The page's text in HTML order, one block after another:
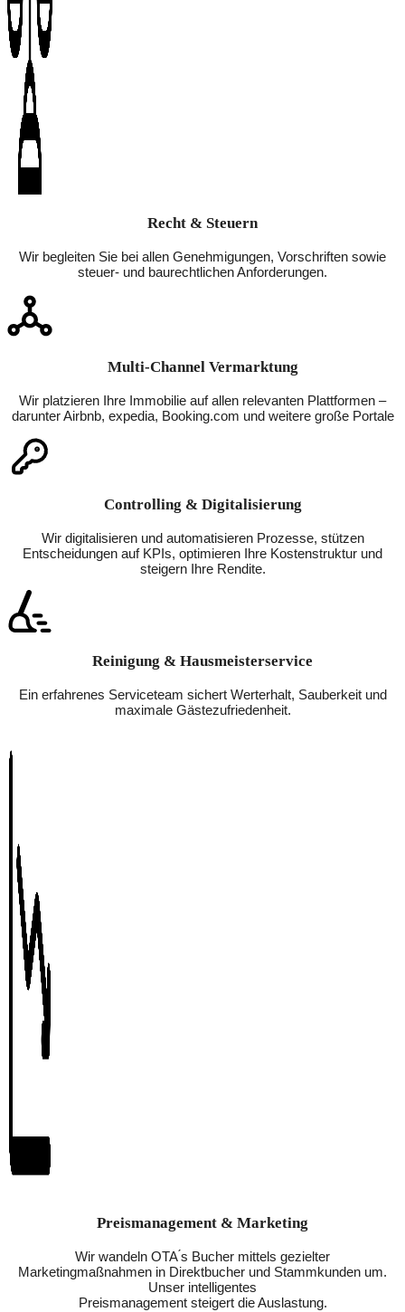
Recht & Steuern
Wir begleiten Sie bei allen Genehmigungen, Vorschriften sowie
steuer- und baurechtlichen Anforderungen.
Multi-Channel Vermarktung
Wir platzieren Ihre Immobilie auf allen relevanten Plattformen –
darunter Airbnb, expedia, Booking.com und weitere große Portale
Controlling & Digitalisierung
Wir digitalisieren und automatisieren Prozesse, stützen
Entscheidungen auf KPIs, optimieren Ihre Kostenstruktur und
steigern Ihre Rendite.
Reinigung & Hausmeisterservice
Ein erfahrenes Serviceteam sichert Werterhalt, Sauberkeit und
maximale Gästezufriedenheit.
Preismanagement & Marketing
Wir wandeln OTA ́s Bucher mittels gezielter
Marketingmaßnahmen in Direktbucher und Stammkunden um.
Unser intelligentes
Preismanagement steigert die Auslastung.